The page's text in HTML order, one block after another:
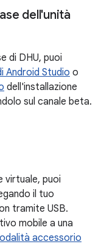
dell'unità
di DHU, puoi
Android Studio o
dell'installazione
sul canale beta.
virtuale, puoi
il tuo
tramite USB.
mobile a una
accessorio